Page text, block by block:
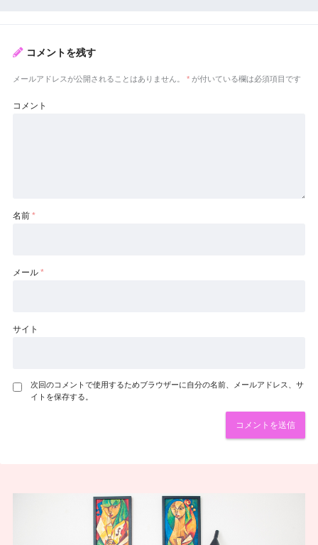
コメントを残す
メールアドレスが公開されることはありません。 * が付いている欄は必須項目です
コメント
名前 *
メール *
サイト
次回のコメントで使用するためブラウザーに自分の名前、メールアドレス、サ
イトを保存する。